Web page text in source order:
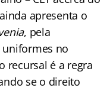
apresenta o
, pela
no
recursal é a regra
se o direito